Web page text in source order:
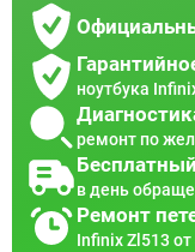
ноутбука
ремонт по
в день
Ремонт
Infinix Zl513